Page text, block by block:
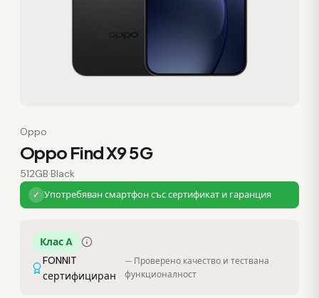
Oppo
Oppo Find X9 5G
512GB·Black
✓ Употребяван смартфон със сертификат и гаранция
Клас A
FONNIT
сертифициран
— Проверено качество и тествана
функционалност